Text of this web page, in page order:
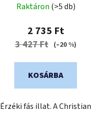
Raktáron (>5 db)
2 735 Ft
3 427 Ft (–20 %)
KOSÁRBA
Érzéki fás illat. A Christian